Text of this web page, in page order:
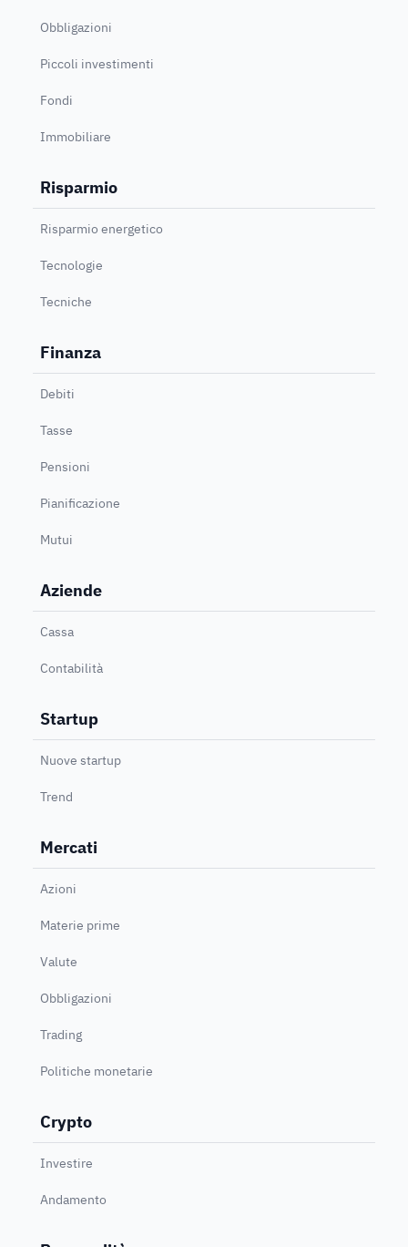
Obbligazioni
Piccoli investimenti
Fondi
Immobiliare
Risparmio
Risparmio energetico
Tecnologie
Tecniche
Finanza
Debiti
Tasse
Pensioni
Pianificazione
Mutui
Aziende
Cassa
Contabilità
Startup
Nuove startup
Trend
Mercati
Azioni
Materie prime
Valute
Obbligazioni
Trading
Politiche monetarie
Crypto
Investire
Andamento